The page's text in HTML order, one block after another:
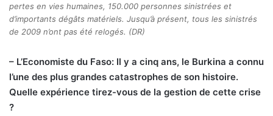
pertes en vies humaines, 150.000 personnes sinistrées et
d’importants dégâts matériels. Jusqu’à présent, tous les sinistrés
de 2009 n’ont pas été relogés. (DR)
– L’Economiste du Faso: Il y a cinq ans, le Burkina a connu
l’une des plus grandes catastrophes de son histoire.
Quelle expérience tirez-vous de la gestion de cette crise
?